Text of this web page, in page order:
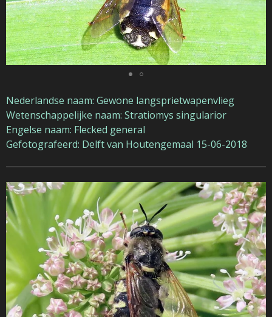
Nederlandse naam: Gewone langsprietwapenvlieg
Wetenschappelijke naam: Stratiomys singularior
Engelse naam: Flecked general
Gefotografeerd: Delft van Houtengemaal 15-06-2018